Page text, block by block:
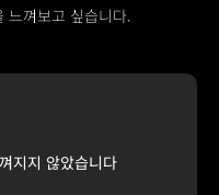
느껴보고 싶습니다.
지지 않았습니다